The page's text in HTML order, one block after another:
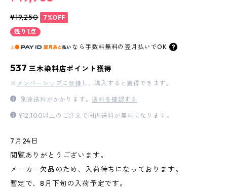
¥19,250
7%OFF
残り1点
なら 手数料無料の 翌月払いでOK
537 三木染料店ポイント獲得
※ メンバーシップに登録 し、購入すると獲得できます。
別途送料がかかります。送料を確認する
¥12,100以上のご注文で国内送料が無料になります。
7月24日
閲覧ありがとうございます。
メーカー欠品のため、入荷待ちになっております。
暫定で、8月下旬の入荷予定です。